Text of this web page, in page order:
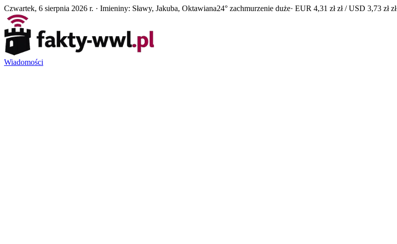
Czwartek, 6 sierpnia 2026 r. · Imieniny: Sławy, Jakuba, Oktawiana24° zachmurzenie duże· EUR 4,31 zł zł / USD 3,73 zł zł
Wiadomości